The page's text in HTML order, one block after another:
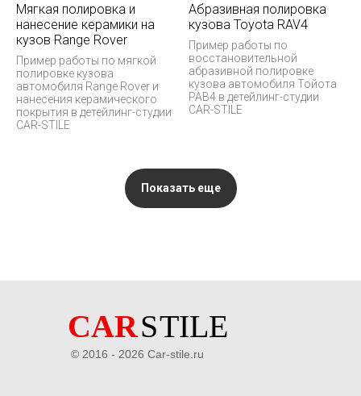
Мягкая полировка и
нанесение керамики на
кузов Range Rover
Пример работы по мягкой
полировке кузова
автомобиля Range Rover и
нанесения керамического
покрытия в детейлинг-студии
CAR-STILE
Абразивная полировка
кузова Toyota RAV4
Пример работы по
восстановительной
абразивной полировке
кузова автомобиля Тойота
РАВ4 в детейлинг-студии
CAR-STILE
Показать еще
© 2016 - 2026 Car-stile.ru